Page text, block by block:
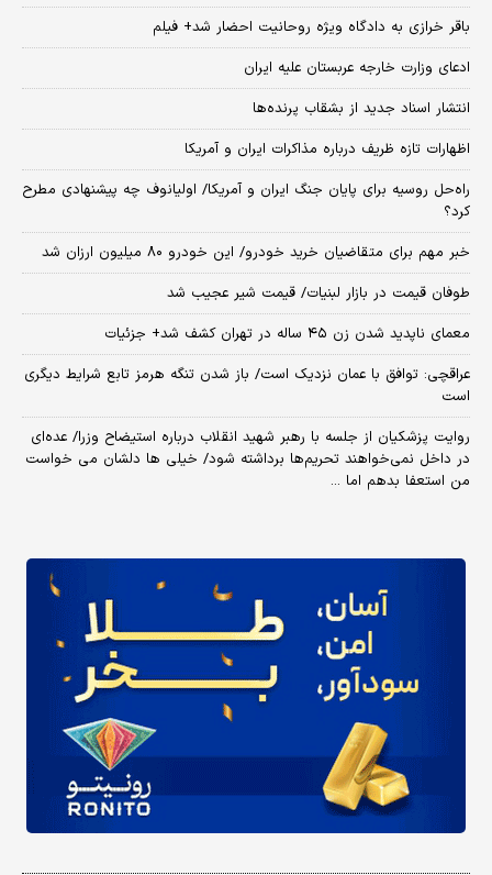
باقر خرازی به دادگاه ویژه روحانیت احضار شد+ فیلم
ادعای وزارت خارجه عربستان علیه ایران
انتشار اسناد جدید از بشقاب پرنده‌ها
اظهارات تازه ظریف درباره مذاکرات ایران و آمریکا
راه‌حل روسیه برای پایان جنگ ایران و آمریکا/ اولیانوف چه پیشنهادی مطرح
کرد؟
خبر مهم برای متقاضیان خرید خودرو/ این خودرو ۸۰ میلیون ارزان شد
طوفان قیمت در بازار لبنیات/ قیمت شیر عجیب شد
معمای ناپدید شدن زن ۴۵ ساله در تهران کشف شد+ جزئیات
عراقچی: توافق با عمان نزدیک است/ باز شدن تنگه هرمز تابع شرایط دیگری
است
روایت پزشکیان از جلسه با رهبر شهید انقلاب درباره استیضاح وزرا/ عده‌ای
در داخل نمی‌خواهند تحریم‌ها برداشته شود/ خیلی ها دلشان می خواست
من استعفا بدهم اما ...